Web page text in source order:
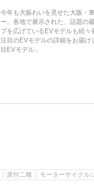
今年も大賑わいを見せた大阪・
ー。各地で展示された、話題の
プを広げているEVモデルも続
注目のEVモデルの詳細をお届
目EVモデル」
原付二種 モーターサイクル